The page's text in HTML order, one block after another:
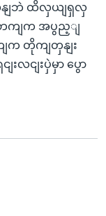
နျဘဲ ထိလှယျရှလှ
ကျက အပွည့ျ
တိုကျတှနျး
းလငျးပှဲမှာ ပွော